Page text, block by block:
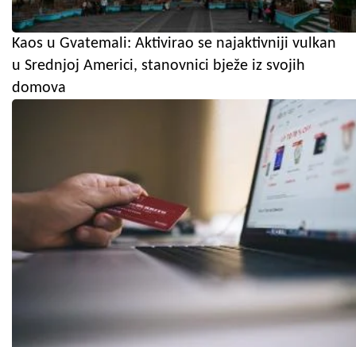
Kaos u Gvatemali: Aktivirao se najaktivniji vulkan
u Srednjoj Americi, stanovnici bježe iz svojih
domova